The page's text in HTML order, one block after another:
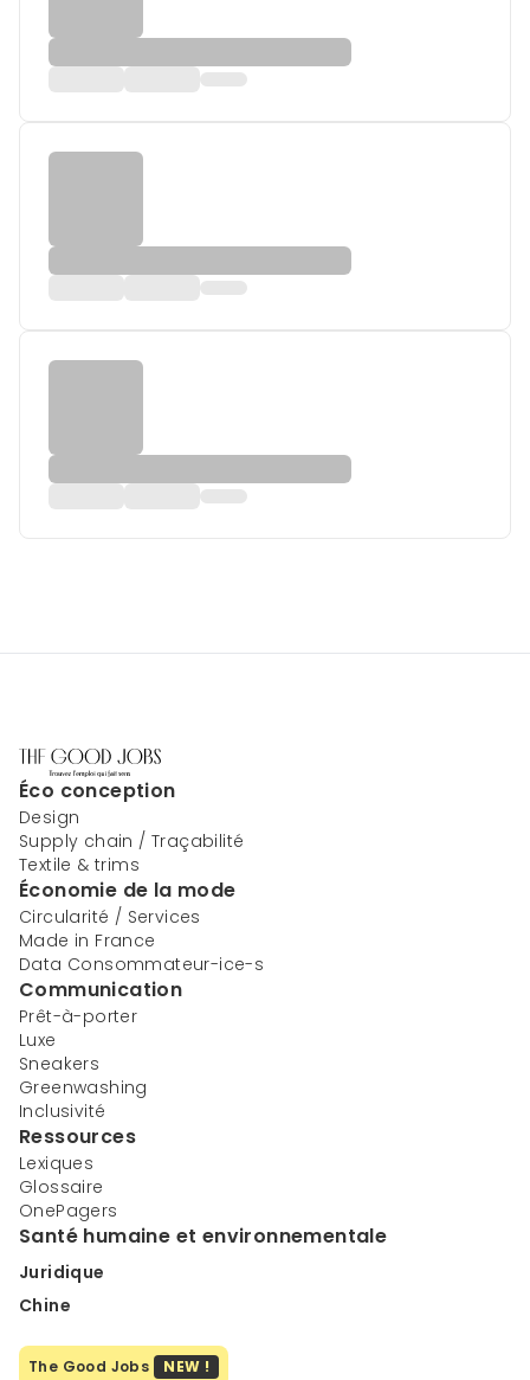
Éco conception
Design
Supply chain / Traçabilité
Textile & trims
Économie de la mode
Circularité / Services
Made in France
Data Consommateur-ice-s
Communication
Prêt-à-porter
Luxe
Sneakers
Greenwashing
Inclusivité
Ressources
Lexiques
Glossaire
OnePagers
Santé humaine et environnementale
Juridique
Chine
The Good Jobs NEW !